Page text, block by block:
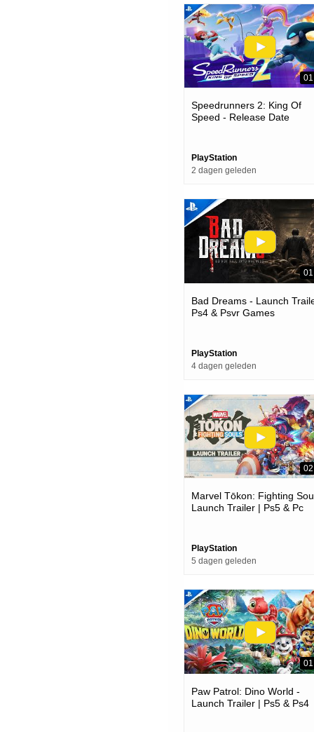
Speedrunners 2: King Of
Speed - Release Date
PlayStation
2 dagen geleden
Bad Dreams - Launch
Ps4 & Psvr Games
PlayStation
4 dagen geleden
Marvel Tōkon: Fighting
Launch Trailer | Ps5 & Pc
PlayStation
5 dagen geleden
Paw Patrol: Dino World -
Launch Trailer | Ps5 & Ps4